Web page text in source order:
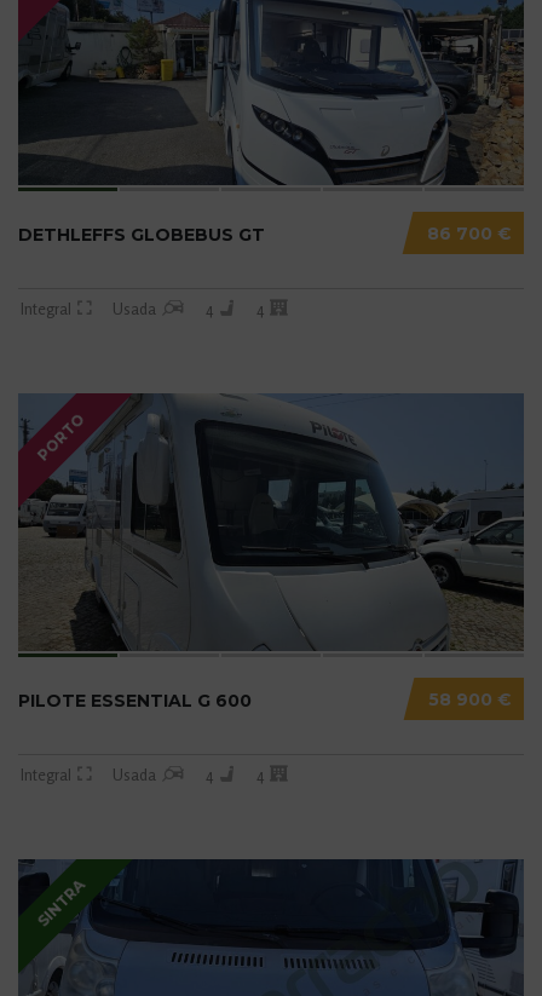
86 700 €
DETHLEFFS GLOBEBUS GT
Integral Usada 4 4
PORTO
58 900 €
PILOTE ESSENTIAL G 600
Integral Usada 4 4
SINTRA